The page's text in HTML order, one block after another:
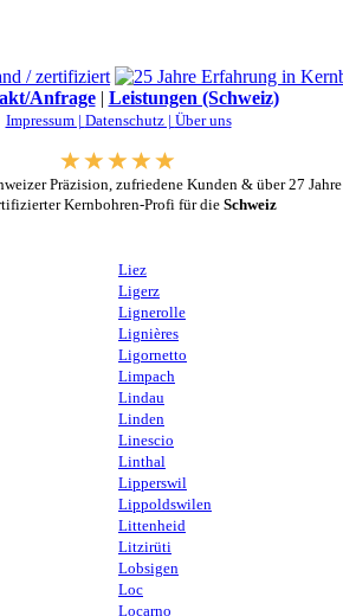
Anfrage| Leistungen (Schweiz)
Impressum | Datenschutz | Über uns
Präzision, zufriedene Kunden & über 27 Jahre
Kernbohren-Profi für die Schweiz
Liez
Ligerz
Lignerolle
Lignières
Ligornetto
Limpach
Lindau
Linden
Linescio
Linthal
Lipperswil
Lippoldswilen
Littenheid
Litzirüti
Lobsigen
Loc
Locarno